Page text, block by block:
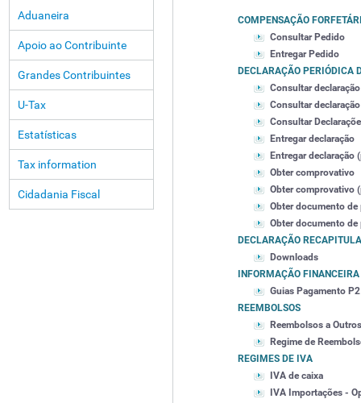
Aduaneira
Apoio ao Contribuinte
Grandes Contribuintes
U-Tax
Estatísticas
Tax information
Cidadania Fiscal
COMPENSAÇÃO
Consultar Pedido
Entregar Pedido
DECLARAÇÃO PERIÓDICA
Consultar declaração
Consultar
Consultar
Entregar declaração
Entregar
Obter comprovativo
Obter comprovativo
Obter documento de
Obter documento
DECLARAÇÃO
Downloads
INFORMAÇÃO FINANCEIRA
Guias Pagamento P2
REEMBOLSOS
Reembolsos a
Regime de
REGIMES DE IVA
IVA de caixa
IVA Importações -